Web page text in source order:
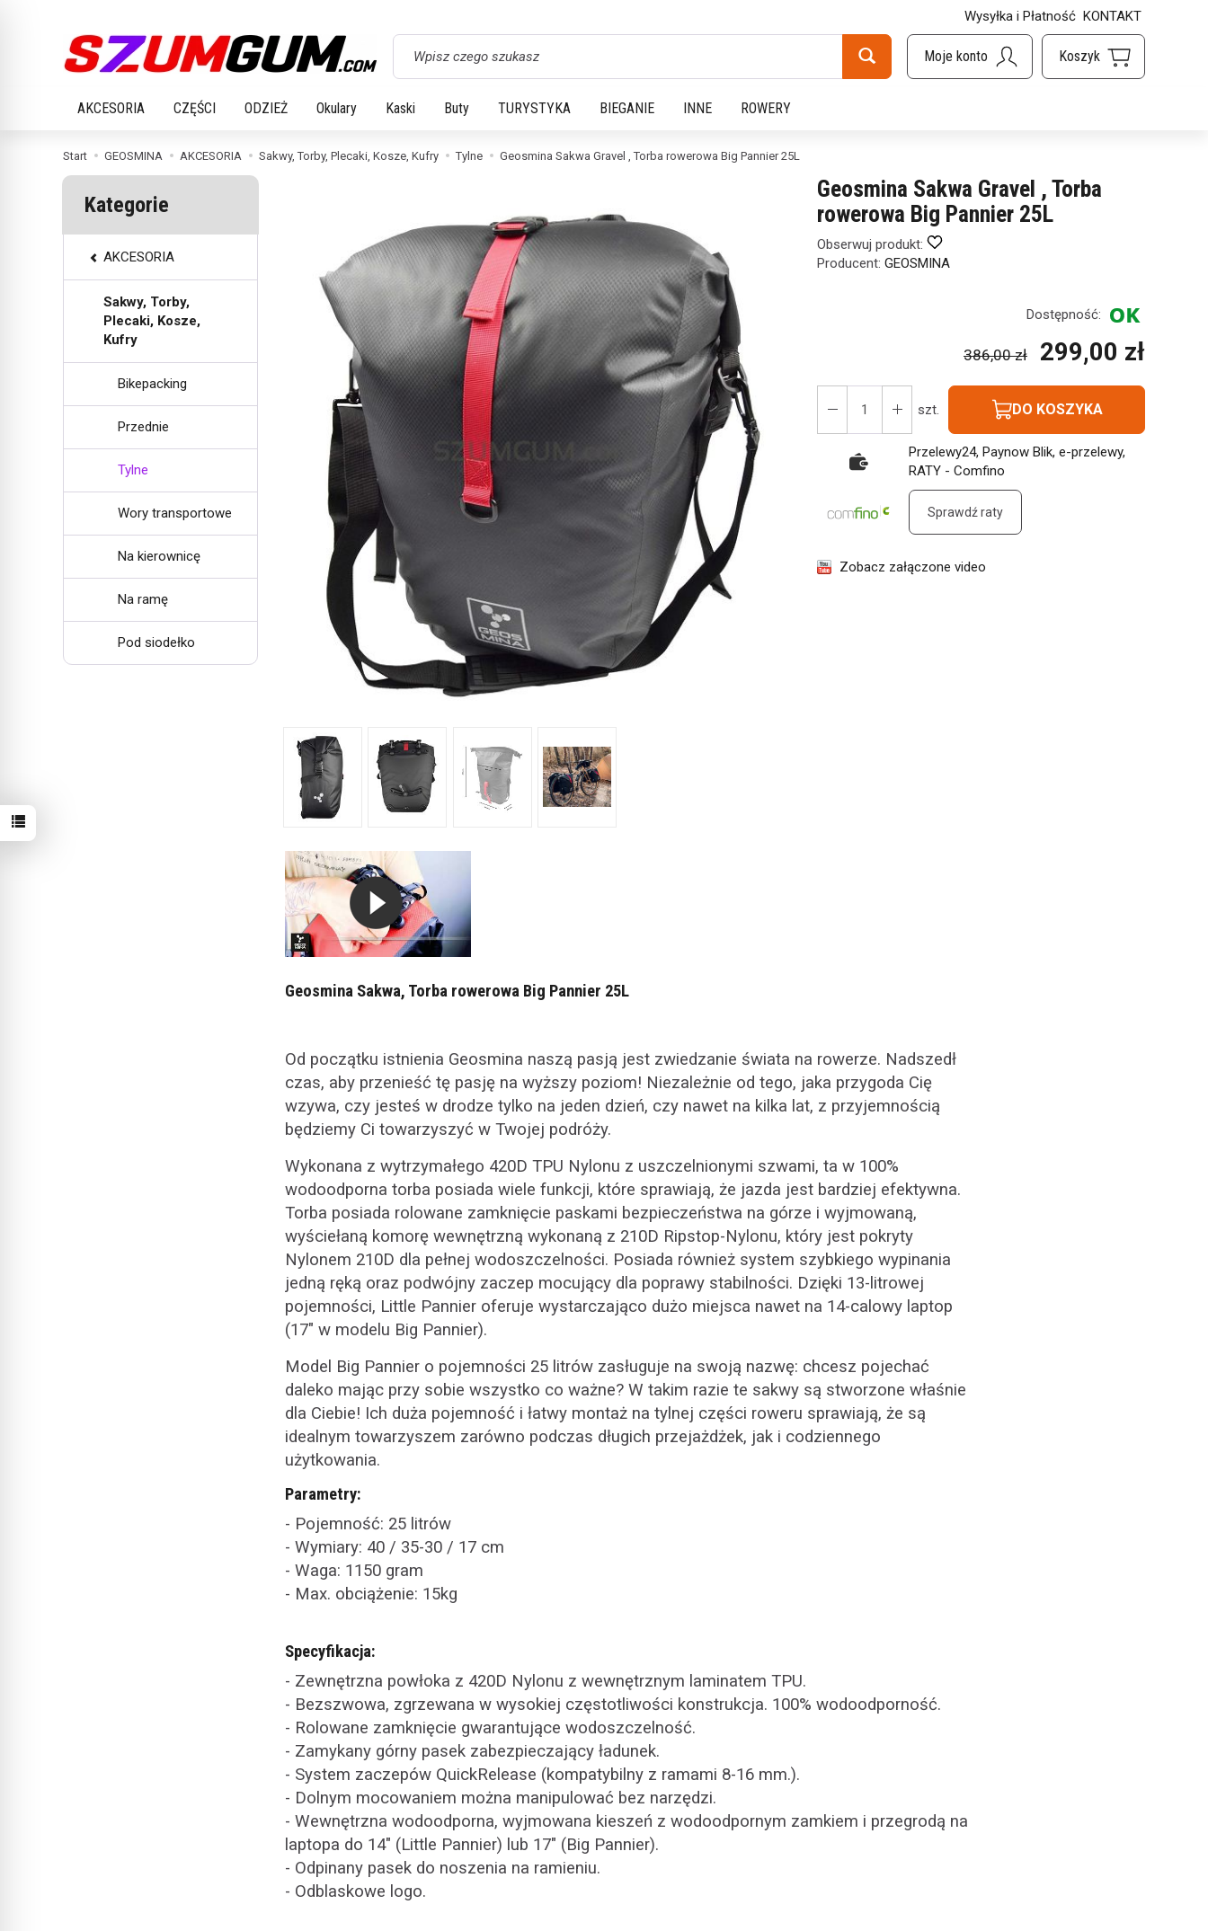
Wysyłka i Płatność KONTAKT
Wyszukaj
AKCESORIA CZĘŚCI ODZIEŻ Okulary Kaski Buty TURYSTYKA BIEGANIE INNE ROWERY
Start GEOSMINA AKCESORIA Sakwy, Torby, Plecaki, Kosze, Kufry Tylne Geosmina Sakwa Gravel , Torba rowerowa Big Pannier 25L
Geosmina Sakwa Gravel , Torba
rowerowa Big Pannier 25L
Obserwuj produkt:
Producent: GEOSMINA
Dostępność:
386,00 zł 299,00 zł
szt. DO KOSZYKA
Przelewy24, Paynow Blik, e-przelewy,
RATY - Comfino
Sprawdź raty
Zobacz załączone video
Geosmina Sakwa, Torba rowerowa Big Pannier 25L
Od początku istnienia Geosmina naszą pasją jest zwiedzanie świata na rowerze. Nadszedł
czas, aby przenieść tę pasję na wyższy poziom! Niezależnie od tego, jaka przygoda Cię
wzywa, czy jesteś w drodze tylko na jeden dzień, czy nawet na kilka lat, z przyjemnością
będziemy Ci towarzyszyć w Twojej podróży.
Wykonana z wytrzymałego 420D TPU Nylonu z uszczelnionymi szwami, ta w 100%
wodoodporna torba posiada wiele funkcji, które sprawiają, że jazda jest bardziej efektywna.
Torba posiada rolowane zamknięcie paskami bezpieczeństwa na górze i wyjmowaną,
wyściełaną komorę wewnętrzną wykonaną z 210D Ripstop-Nylonu, który jest pokryty
Nylonem 210D dla pełnej wodoszczelności. Posiada również system szybkiego wypinania
jedną ręką oraz podwójny zaczep mocujący dla poprawy stabilności. Dzięki 13-litrowej
pojemności, Little Pannier oferuje wystarczająco dużo miejsca nawet na 14-calowy laptop
(17" w modelu Big Pannier).
Model Big Pannier o pojemności 25 litrów zasługuje na swoją nazwę: chcesz pojechać
daleko mając przy sobie wszystko co ważne? W takim razie te sakwy są stworzone właśnie
dla Ciebie! Ich duża pojemność i łatwy montaż na tylnej części roweru sprawiają, że są
idealnym towarzyszem zarówno podczas długich przejażdżek, jak i codziennego
użytkowania.
Parametry:
- Pojemność: 25 litrów
- Wymiary: 40 / 35-30 / 17 cm
- Waga: 1150 gram
- Max. obciążenie: 15kg
Specyfikacja:
- Zewnętrzna powłoka z 420D Nylonu z wewnętrznym laminatem TPU.
- Bezszwowa, zgrzewana w wysokiej częstotliwości konstrukcja. 100% wodoodporność.
- Rolowane zamknięcie gwarantujące wodoszczelność.
- Zamykany górny pasek zabezpieczający ładunek.
- System zaczepów QuickRelease (kompatybilny z ramami 8-16 mm.).
- Dolnym mocowaniem można manipulować bez narzędzi.
- Wewnętrzna wodoodporna, wyjmowana kieszeń z wodoodpornym zamkiem i przegrodą na
laptopa do 14" (Little Pannier) lub 17" (Big Pannier).
- Odpinany pasek do noszenia na ramieniu.
- Odblaskowe logo.
Kategorie
AKCESORIA
Sakwy, Torby,
Plecaki, Kosze,
Kufry
Bikepacking
Przednie
Tylne
Wory transportowe
Na kierownicę
Na ramę
Pod siodełko